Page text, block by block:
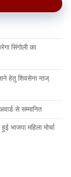
सिंगोली का
हेतु शिवसेना न्ठज्
से सम्मानित
भाजपा महिला मोर्चा